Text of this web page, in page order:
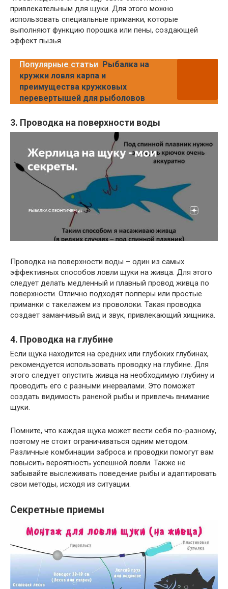
привлекательным для щуки. Для этого можно
использовать специальные приманки, которые
выполняют функцию порошка или пены, создающей
эффект пызья.
Популярные статьи Рыбалка на
кружки ловля карпа и
преимущества кружковых
перевертышей для рыболовов
3. Проводка на поверхности воды
Проводка на поверхности воды – один из самых
эффективных способов ловли щуки на живца. Для этого
следует делать медленный и плавный провод живца по
поверхности. Отлично подходят попперы или простые
приманки с такелажем из проволоки. Такая проводка
создает заманчивый вид и звук, привлекающий хищника.
4. Проводка на глубине
Если щука находится на средних или глубоких глубинах,
рекомендуется использовать проводку на глубине. Для
этого следует опустить живца на необходимую глубину и
проводить его с разными инервалами. Это поможет
создать видимость раненой рыбы и привлечь внимание
щуки.
Помните, что каждая щука может вести себя по-разному,
поэтому не стоит ограничиваться одним методом.
Различные комбинации заброса и проводки помогут вам
повысить вероятность успешной ловли. Также не
забывайте выслеживать поведение рыбы и адаптировать
свои методы, исходя из ситуации.
Секретные приемы